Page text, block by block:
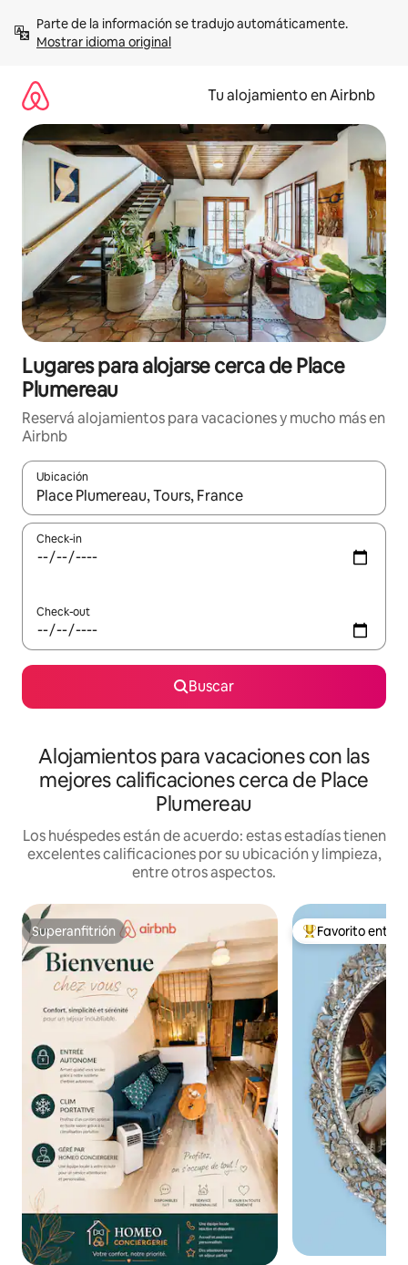
contenidoMostrar idioma original
Tu alojamiento en Airbnb
Lugares para alojarse cerca de Place
Plumereau
Reservá alojamientos para vacaciones y mucho más en
Airbnb
Ubicación
Cuando los resultados estén disponibles, navegá con las
Check-in
Check-out
Buscar
Alojamientos para vacaciones con las
mejores calificaciones cerca de Place
Plumereau
Los huéspedes están de acuerdo: estas estadías tienen
excelentes calificaciones por su ubicación y limpieza,
entre otros aspectos.
Superanfitrión
Superanfitrión Favorito entre
Favorito entre